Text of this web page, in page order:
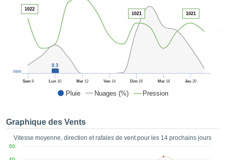
des
de
des
de très
CONTINUER
PARAMÈTRES
Pluie Nuages (%) Pression
50
Sam8 Lun 10 Mer12 Ven14 Dim 16 Mar18 Jeu 20
mm
0.3
1022
1021 1021
Graphique des Vents
Vitesse moyenne, direction et rafales de vent pour les 14 prochains jours
50